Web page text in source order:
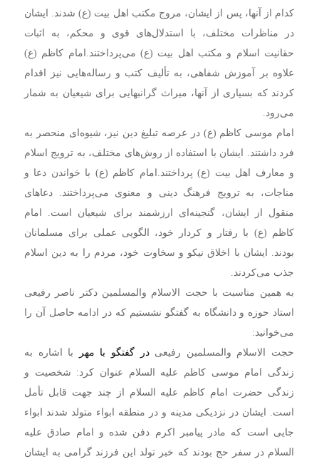
کدام از آنها، پس از ایشان، مروج مکتب اهل بیت (ع) شدند. ایشان
در مناظرات مختلف، با استدلال‌های قوی و محکم، به اثبات
حقانیت اسلام و مکتب اهل بیت (ع) می‌پرداختند.امام کاظم (ع)
علاوه بر آموزش شفاهی، به تألیف کتب و رساله‌هایی نیز اقدام
کردند که بسیاری از آنها، میراث گرانبهایی برای شیعیان به شمار
می‌رود.
امام موسی کاظم (ع) در عرصه تبلیغ دین نیز، شیوه‌ای منحصر به
فرد داشتند. ایشان با استفاده از روش‌های مختلف، به ترویج اسلام
و معارف اهل بیت (ع) پرداختند.امام کاظم (ع) با خواندن دعا و
مناجات، به ترویج فرهنگ دینی و معنوی می‌پرداختند. دعاهای
منقول از ایشان، گنجینه‌ای ارزشمند برای شیعیان است. امام
کاظم (ع) با رفتار و کردار خود، الگویی عملی برای مسلمانان
بودند. ایشان با اخلاق نیکو و سخاوت خود، مردم را به دین اسلام
جذب می‌کردند.
به همین مناسبت با حجت الاسلام والمسلمین دکتر ناصر رفیعی
استاد حوزه و دانشگاه به گفتگو نشستیم که در ادامه حاصل آن را
می‌خوانید:
حجت الاسلام والمسلمین رفیعی در گفتگو با مهر
با اشاره به
زندگی امام موسی کاظم علیه السلام عنوان کرد: شخصیت و
زندگی حضرت امام کاظم علیه السلام از چند جهت قابل تأمل
است. ایشان در نزدیکی مدینه و در منطقه ابواء متولد شدند ابواء
جایی است که مادر پیامبر اکرم دفن شده و امام صادق علیه
السلام در سفر حج بودند که خبر تولد این فرزند گرامی به ایشان